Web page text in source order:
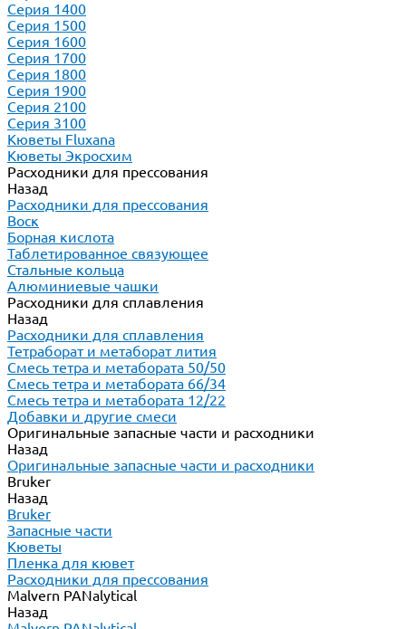
Серия 1400
Серия 1500
Серия 1600
Серия 1700
Серия 1800
Серия 1900
Серия 2100
Серия 3100
Кюветы Fluxana
Кюветы Экросхим
Расходники для прессования
Назад
Расходники для прессования
Воск
Борная кислота
Таблетированное связующее
Стальные кольца
Алюминиевые чашки
Расходники для сплавления
Назад
Расходники для сплавления
Тетраборат и метаборат лития
Смесь тетра и метабората 50/50
Смесь тетра и метабората 66/34
Смесь тетра и метабората 12/22
Добавки и другие смеси
Оригинальные запасные части и расходники
Назад
Оригинальные запасные части и расходники
Bruker
Назад
Bruker
Запасные части
Кюветы
Пленка для кювет
Расходники для прессования
Malvern PANalytical
Назад